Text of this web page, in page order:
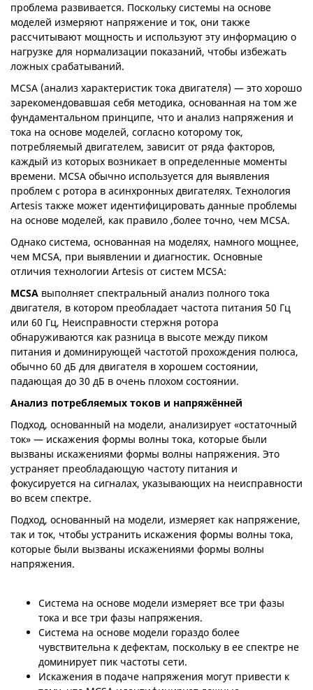
проблема развивается. Поскольку системы на основе
моделей измеряют напряжение и ток, они также
рассчитывают мощность и используют эту информацию о
нагрузке для нормализации показаний, чтобы избежать
ложных срабатываний.
MCSA (анализ характеристик тока двигателя) — это хорошо
зарекомендовавшая себя методика, основанная на том же
фундаментальном принципе, что и анализ напряжения и
тока на основе моделей, согласно которому ток,
потребляемый двигателем, зависит от ряда факторов,
каждый из которых возникает в определенные моменты
времени. MCSA обычно используется для выявления
проблем с ротора в асинхронных двигателях. Технология
Artesis также может идентифицировать данные проблемы
на основе моделей, как правило ,более точно, чем MCSA.
Однако система, основанная на моделях, намного мощнее,
чем MCSA, при выявлении и диагностик. Основные
отличия технологии Artesis от систем MCSA:
MCSA выполняет спектральный анализ полного тока
двигателя, в котором преобладает частота питания 50 Гц
или 60 Гц, Неисправности стержня ротора
обнаруживаются как разница в высоте между пиком
питания и доминирующей частотой прохождения полюса,
обычно 60 дБ для двигателя в хорошем состоянии,
падающая до 30 дБ в очень плохом состоянии.
Анализ потребляемых токов и напряжённей
Подход, основанный на модели, анализирует «остаточный
ток» — искажения формы волны тока, которые были
вызваны искажениями формы волны напряжения. Это
устраняет преобладающую частоту питания и
фокусируется на сигналах, указывающих на неисправности
во всем спектре.
Подход, основанный на модели, измеряет как напряжение,
так и ток, чтобы устранить искажения формы волны тока,
которые были вызваны искажениями формы волны
напряжения.
Система на основе модели измеряет все три фазы
тока и все три фазы напряжения.
Система на основе модели гораздо более
чувствительна к дефектам, поскольку в ее спектре не
доминирует пик частоты сети.
Искажения в подаче напряжения могут привести к